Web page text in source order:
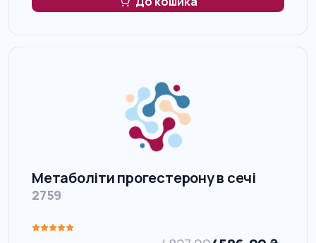
Метаболіти прогестерону в сечі
2759